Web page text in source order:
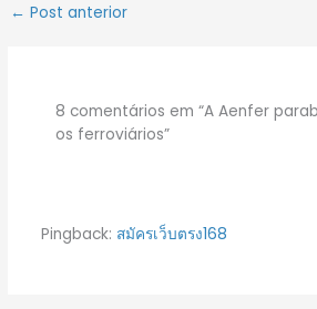
← Post anterior
8 comentários em “A Aenfer
os ferroviários”
Pingback: สมัครเว็บตรง168